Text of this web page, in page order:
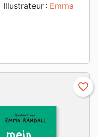
| Illustrateur : Emma
favorite_border